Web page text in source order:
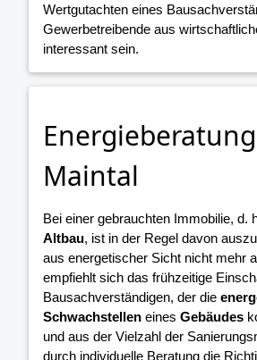
Wertgutachten eines
Gewerbetreibende aus
interessant sein.
Energieberatung
Maintal
Bei einer gebrauchten Immobilie, d.
Altbau, ist in der Regel davon
aus energetischer Sicht nicht mehr
empfiehlt sich das frühzeitige
Bausachverständigen, der die
Schwachstellen eines Gebäudes
und aus der Vielzahl der
durch individuelle Beratung die